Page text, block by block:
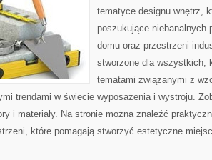
tematyce designu wnętrz,
poszukujące niebanalnych
domu oraz przestrzeni
stworzone dla wszystkich,
tematami związanymi z
trendami w świecie wyposażenia i wystroju.
i materiały. Na stronie można znaleźć
które pomagają stworzyć estetyczne